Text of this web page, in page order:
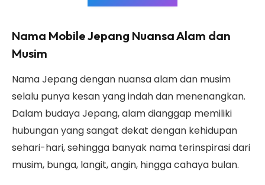
Nama Mobile Jepang Nuansa Alam dan
Musim
Nama Jepang dengan nuansa alam dan musim
selalu punya kesan yang indah dan menenangkan.
Dalam budaya Jepang, alam dianggap memiliki
hubungan yang sangat dekat dengan kehidupan
sehari-hari, sehingga banyak nama terinspirasi dari
musim, bunga, langit, angin, hingga cahaya bulan.